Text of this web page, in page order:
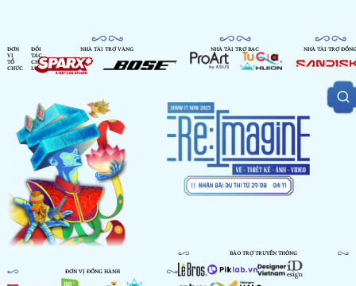
ĐƠN
VỊ
TỔ
CHỨC
ĐỐI
TÁC
CHIẾN
LƯỢC
NHÀ TÀI TRỢ VÀNG NHÀ TÀI TRỢ BẠC NHÀ TÀI TRỢ ĐỒNG
ĐƠN VỊ ĐỒNG HÀNH
BẢO TRỢ TRUYỀN THÔNG